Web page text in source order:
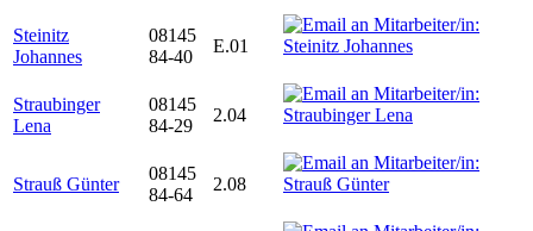
Steinitz
Johannes
08145
84-40
E.01
Straubinger
Lena
08145
84-29
2.04
Strauß Günter
08145
84-64
2.08